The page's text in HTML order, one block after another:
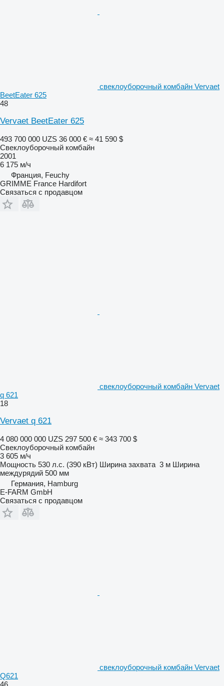
свеклоуборочный комбайн Vervaet
BeetEater 625
48
Vervaet BeetEater 625
493 700 000 UZS 36 000 € ≈ 41 590 $
Свеклоуборочный комбайн
2001
6 175 м/ч
Франция, Feuchy
GRIMME France Hardifort
Связаться с продавцом
свеклоуборочный комбайн Vervaet
q 621
18
Vervaet q 621
4 080 000 000 UZS 297 500 € ≈ 343 700 $
Свеклоуборочный комбайн
3 605 м/ч
Мощность 530 л.с. (390 кВт) Ширина захвата 3 м Ширина
междурядий 500 мм
Германия, Hamburg
E-FARM GmbH
Связаться с продавцом
свеклоуборочный комбайн Vervaet
Q621
46